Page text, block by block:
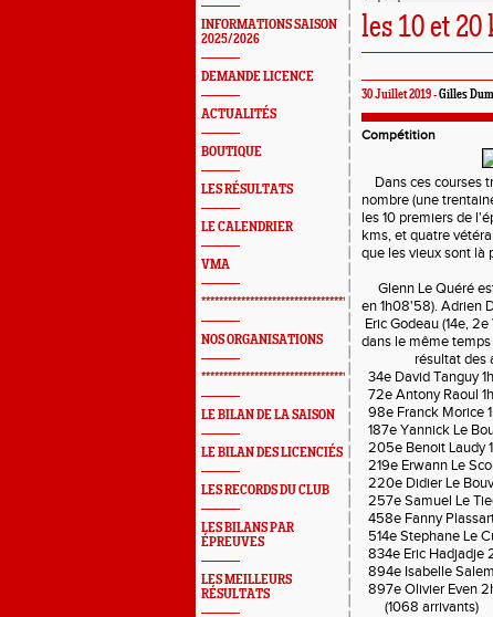
INFORMATIONS SAISON
2025/2026
DEMANDE LICENCE
ACTUALITÉS
BOUTIQUE
LES RÉSULTATS
LE CALENDRIER
VMA
*************************************************
NOS ORGANISATIONS
*************************************************
LE BILAN DE LA SAISON
LE BILAN DES LICENCIÉS
LES RECORDS DU CLUB
LES BILANS PAR
ÉPREUVES
LES MEILLEURS
RÉSULTATS
les 10 et 20
30 Juillet 2019 -Gilles
Compétition
Dans ces courses
nombre (une
les 10 premiers de
kms, et quatre
que les vieux sont là
Glenn Le Quéré
en 1h08'58). Adrien
Eric Godeau (14e,
dans le même temps
résultat des
34e David Tanguy
72e Antony Raoul
98e Franck Morice
187e Yannick Le
205e Benoit Laudy
219e Erwann Le
220e Didier Le
257e Samuel Le
458e Fanny
514e Stephane Le
834e Eric Hadjadje
894e Isabelle
897e Olivier Even
(1068 arrivants)